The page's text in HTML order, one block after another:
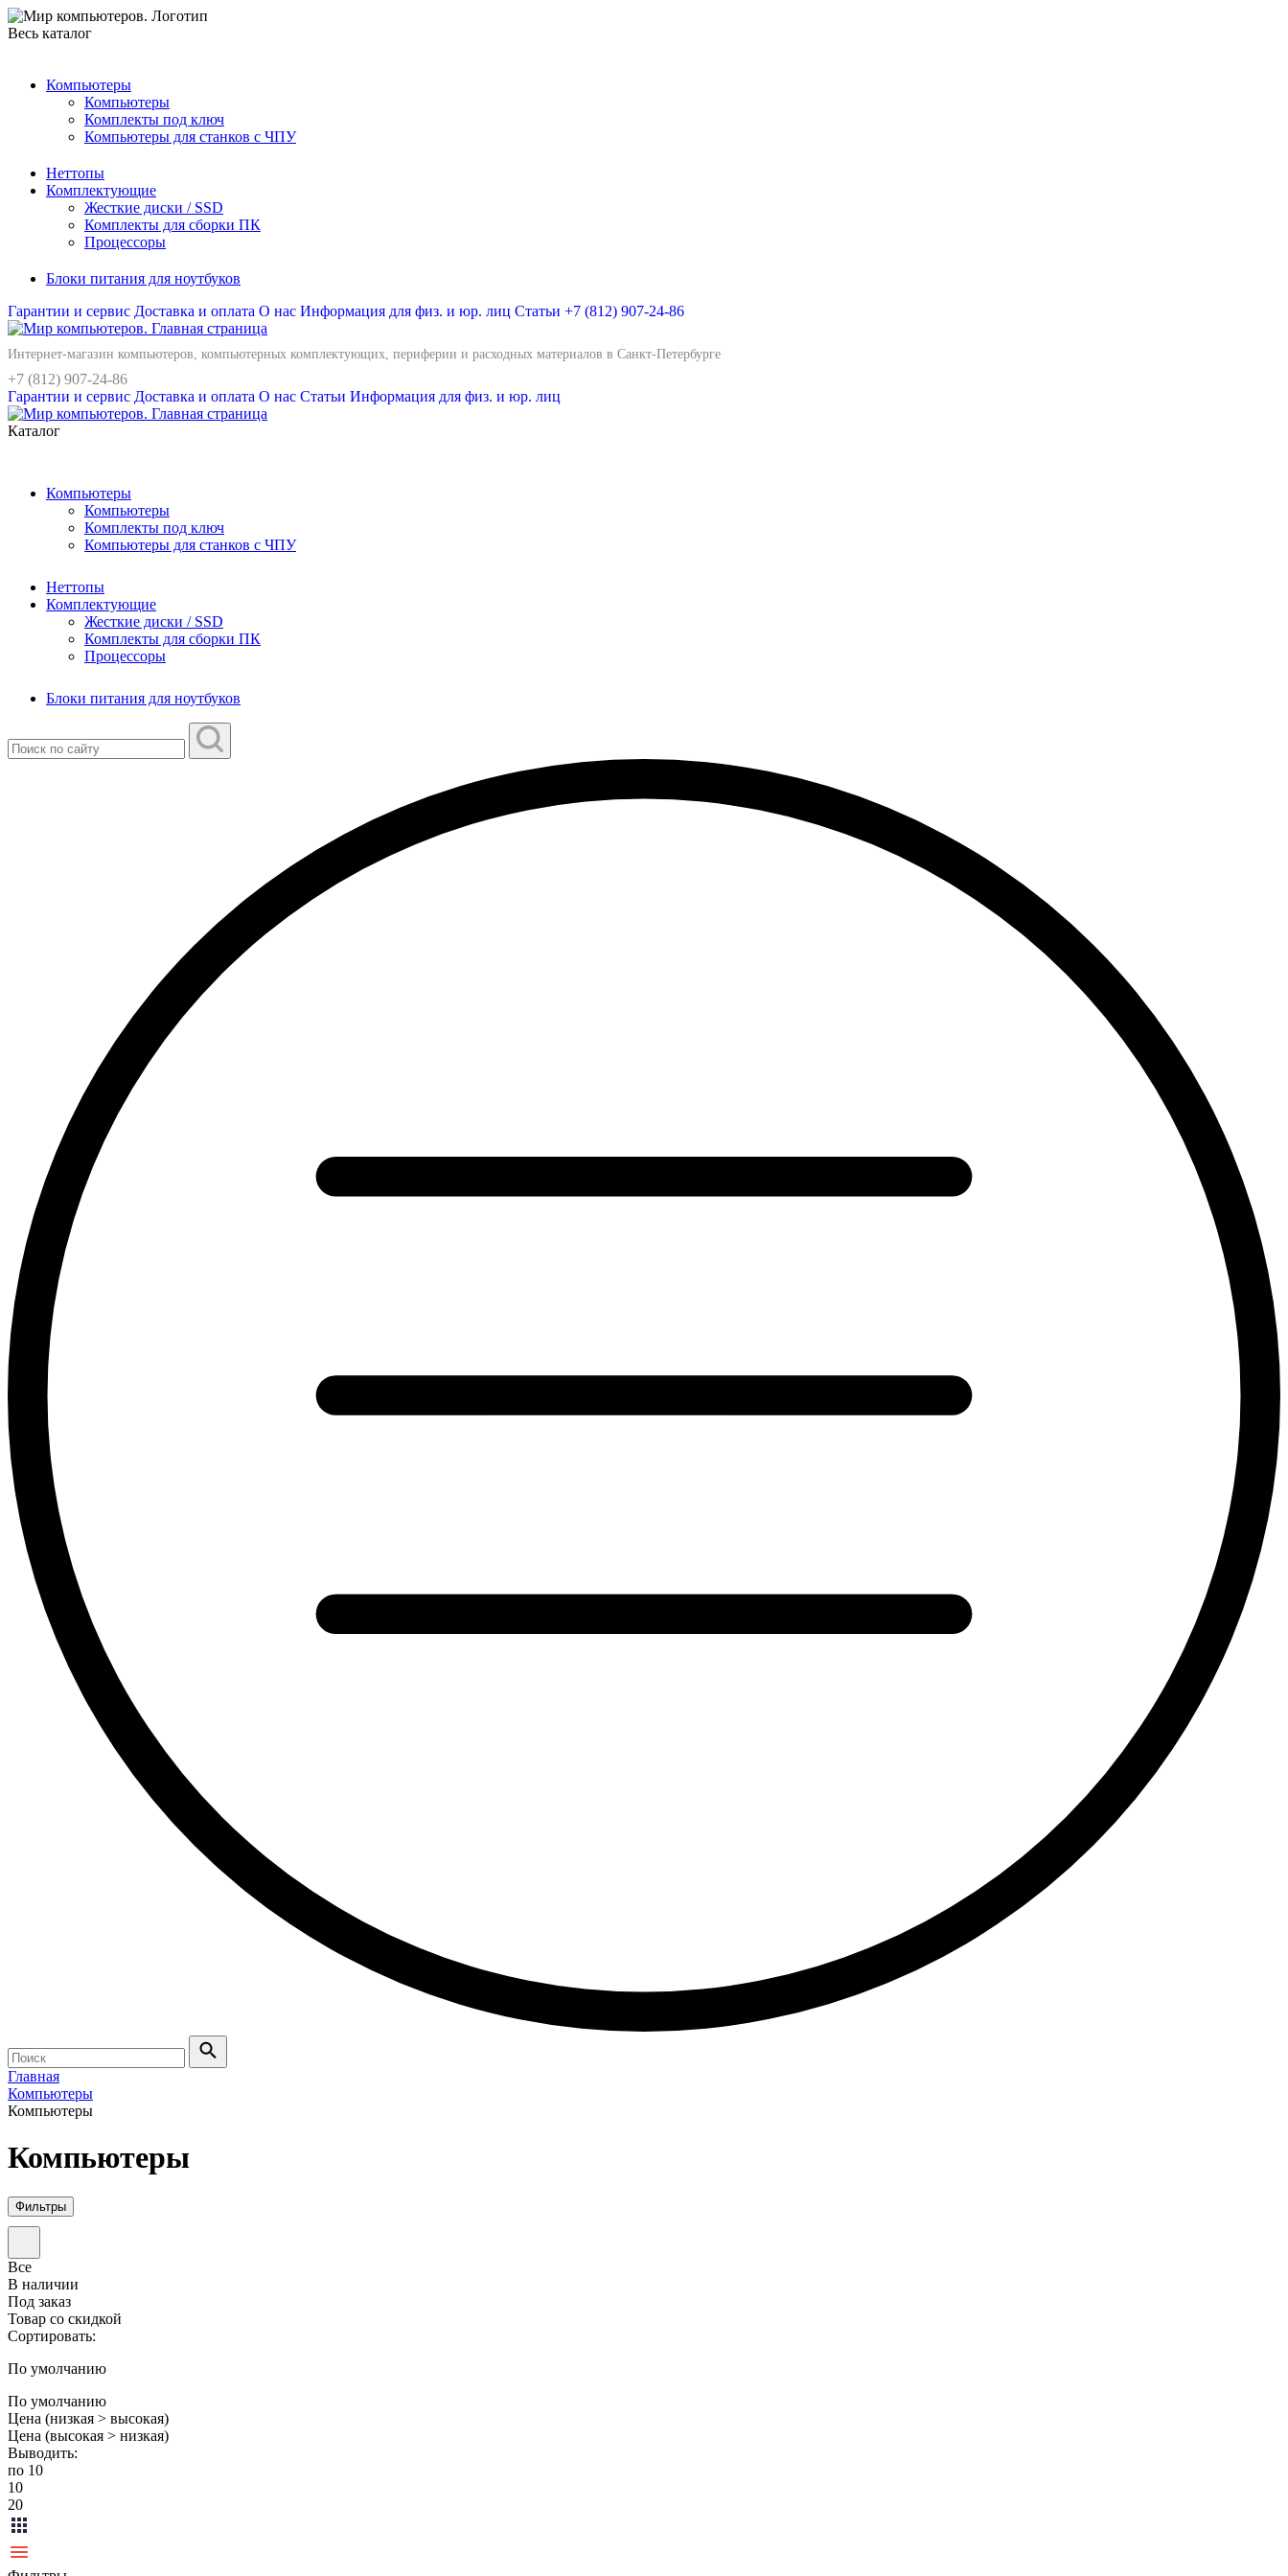
Весь каталог
Компьютеры
Компьютеры
Комплекты под ключ
Компьютеры для станков с ЧПУ
Неттопы
Комплектующие
Жесткие диски / SSD
Комплекты для сборки ПК
Процессоры
Блоки питания для ноутбуков
Гарантии и сервис Доставка и оплата О нас Информация для физ. и юр. лиц Статьи +7 (812) 907-24-86
Интернет-магазин компьютеров, компьютерных комплектующих, периферии и расходных материалов в Санкт-Петербурге
+7 (812) 907-24-86
Гарантии и сервис Доставка и оплата О нас Статьи Информация для физ. и юр. лиц
Каталог
Компьютеры
Компьютеры
Комплекты под ключ
Компьютеры для станков с ЧПУ
Неттопы
Комплектующие
Жесткие диски / SSD
Комплекты для сборки ПК
Процессоры
Блоки питания для ноутбуков
Главная
Компьютеры
Компьютеры
Компьютеры
Фильтры
Все
В наличии
Под заказ
Товар со скидкой
Сортировать:
По умолчанию
По умолчанию
Цена (низкая > высокая)
Цена (высокая > низкая)
Выводить:
по 10
10
20